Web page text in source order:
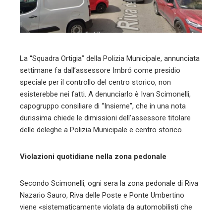
La “Squadra Ortigia” della Polizia Municipale, annunciata
settimane fa dall’assessore Imbró come presidio
speciale per il controllo del centro storico, non
esisterebbe nei fatti. A denunciarlo è Ivan Scimonelli,
capogruppo consiliare di “Insieme”, che in una nota
durissima chiede le dimissioni dell’assessore titolare
delle deleghe a Polizia Municipale e centro storico.
Violazioni quotidiane nella zona pedonale
Secondo Scimonelli, ogni sera la zona pedonale di Riva
Nazario Sauro, Riva delle Poste e Ponte Umbertino
viene «sistematicamente violata da automobilisti che